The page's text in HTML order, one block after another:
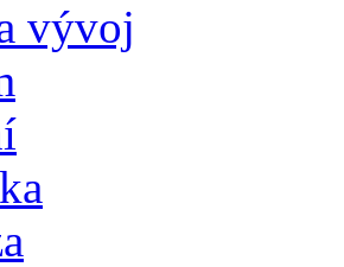
vývoj